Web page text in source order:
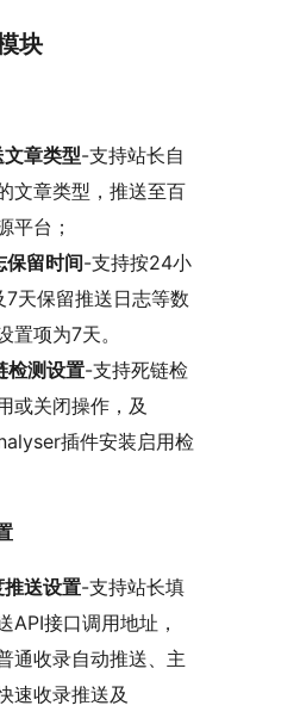
块
文章类型-支持站长自
文章类型，推送至百
平台；
保留时间-支持按24小
7天保留推送日志等数
置项为7天。
检测设置-支持死链检
或关闭操作，及
插件安装启用检
推送设置-支持站长填
API接口调用地址，
通收录自动推送、主
速收录推送及